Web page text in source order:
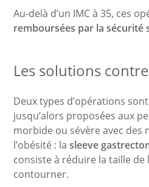
Au-delà d’un IMC à 35, ces
remboursées par la sécurité
Les solutions
Deux types d’opérations
jusqu’alors proposées aux
morbide ou sévère avec des
l’obésité : lasleeve
consiste à réduire la taille de
contourner.